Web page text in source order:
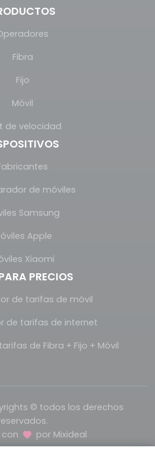
Fibra
Fijo
Móvil
de velocidad
de móviles
Samsung
Apple
Xiaomi
PRECIOS
de tarifas de móvil
de tarifas de internet
de Fibra + Fijo + Móvil
© todos los derechos
con
por Mixideal